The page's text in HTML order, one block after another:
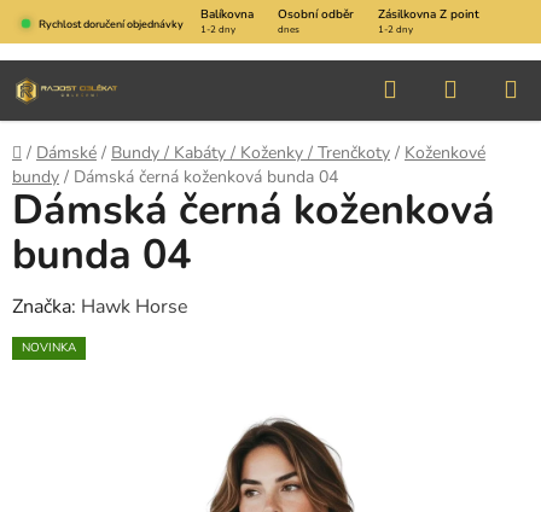
Přejít
na
obsah
Rychlost doručení objednávky
Balíkovna Osobní odběr Zásilkovna Z point
1-2 dny dnes 1-2 dny
Hledat
KOŠÍK
Domů
/ Dámské / Bundy / Kabáty / Koženky / Trenčkoty / Koženkové
bundy / Dámská černá koženková bunda 04
Dámská černá koženková
bunda 04
Značka: Hawk Horse
NOVINKA